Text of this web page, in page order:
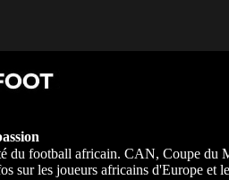
du football africain. CAN, Coupe du
sur les joueurs africains d'Europe et